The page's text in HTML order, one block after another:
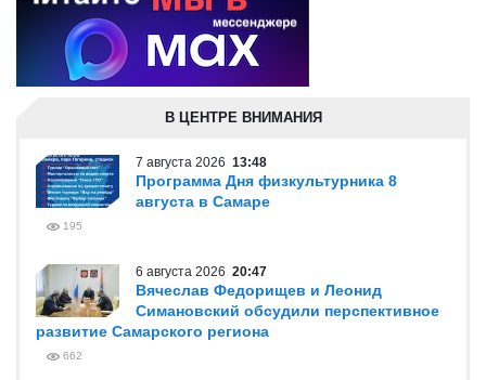
В ЦЕНТРЕ ВНИМАНИЯ
7 августа 2026 13:48
Программа Дня физкультурника 8
августа в Самаре
195
6 августа 2026 20:47
Вячеслав Федорищев и Леонид
Симановский обсудили перспективное
развитие Самарского региона
662